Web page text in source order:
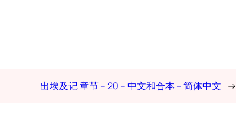
出埃及记 章节 – 20 – 中文和合本 – 简体中文 →